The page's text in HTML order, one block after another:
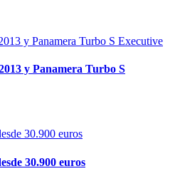
y Panamera Turbo S
30.900 euros